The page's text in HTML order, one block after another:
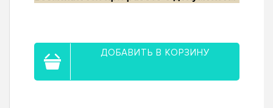
ДОБАВИТЬ В КОРЗИНУ